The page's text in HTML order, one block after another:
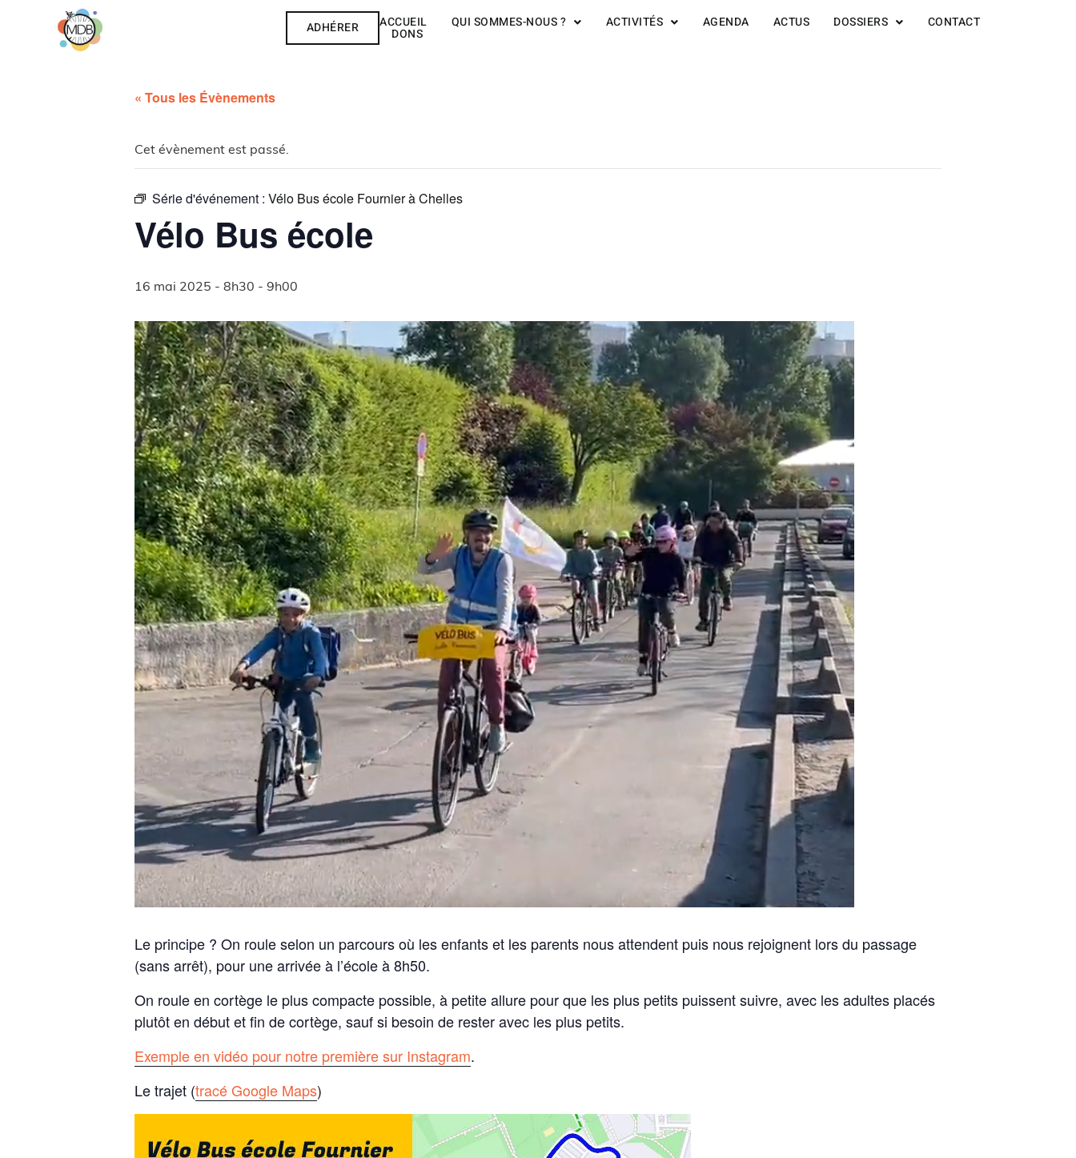
ADHÉRER ACCUEIL QUI SOMMES-NOUS ? ACTIVITÉS AGENDA ACTUS DOSSIERS CONTACT
DONS
« Tous les Évènements
Cet évènement est passé.
Série d'événement : Vélo Bus école Fournier à Chelles
Vélo Bus école
16 mai 2025 - 8h30 - 9h00
Le principe ? On roule selon un parcours où les enfants et les parents nous attendent puis nous rejoignent lors du passage
(sans arrêt), pour une arrivée à l’école à 8h50.
On roule en cortège le plus compacte possible, à petite allure pour que les plus petits puissent suivre, avec les adultes placés
plutôt en début et fin de cortège, sauf si besoin de rester avec les plus petits.
Exemple en vidéo pour notre première sur Instagram.
Le trajet (tracé Google Maps)